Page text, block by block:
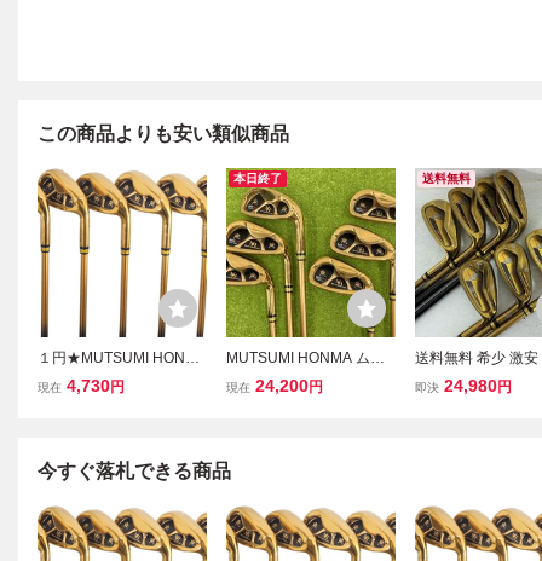
この商品よりも安い類似商品
１円★MUTSUMI HONMA
ムツミ ホンマ 本間
(SR)★
現在 4,730円
本日終了
MUTSUMI HONMA ムツ
ミホンマ/MH777/アイア
現在 24,200円
送料無料
送料無料 希少 激安
ミホンマ MH-608
即決 24,980円
今すぐ落札できる商品